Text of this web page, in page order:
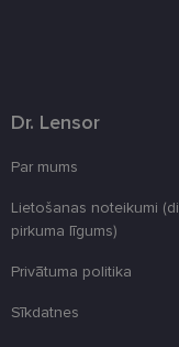
Dr. Lensor
Par mums
Lietošanas noteikumi
pirkuma līgums)
Privātuma politika
Sīkdatnes
Šīs sīkdatnes
piedāvātās
iekārtu, bet
un
tīmekļa
piemēram,
tiek glabātas
izpildījusi
Šīs noteikti